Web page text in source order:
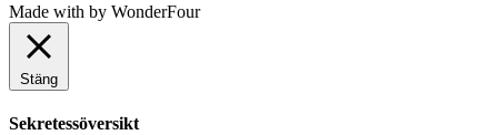
Made with by WonderFour
Stäng
Sekretessöversikt